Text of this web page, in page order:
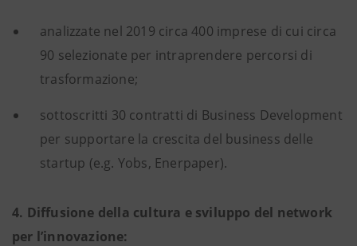
analizzate nel 2019 circa 400 imprese di cui circa
90 selezionate per intraprendere percorsi di
trasformazione;
sottoscritti 30 contratti di Business Development
per supportare la crescita del business delle
startup (e.g. Yobs, Enerpaper).
4. Diffusione della cultura e sviluppo del network
per l’innovazione: